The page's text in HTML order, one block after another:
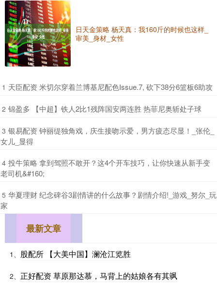
日天金策略 杨天真：我160斤的时候也这样_
审美_身材_女性
1 ​天臣配资 米切尔穿着兰博基尼配色Issue.7, 砍下38分6篮板6助攻
2 ​锦盈多 【中超】铁人2比1残阵国安两连胜 热菲尼奥斩处子球
3 ​银易配资 钟丽缇独角戏，庆生接吻示爱，男方疲态尽显！_张伦_
女儿_显得
4 ​投牛策略 拿到驾照不敢开？这4个开车技巧，让你快速从新手变
老司机&#160;
5 ​华夏理财 纪念碑谷3剧情讲的什么故事？剧情介绍!_游戏_努尔_玩
家
最新文章
1、 股配所 【大美中国】澜沧江览胜
2、 正好配资 草原那达慕，马背上的姑娘各有其飒